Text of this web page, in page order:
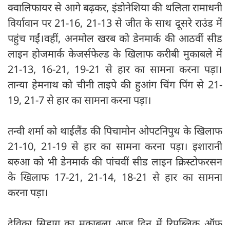
क्वालिफायर से आगे बढ़कर, इंडोनेशिया की थलिता रामाधनी
विर्यावान पर 21-16, 21-13 से जीत के साथ दूसरे राउंड में
पहुंच गईं।वहीं, अनमोल खरब को डेनमार्क की आठवीं सीड
लाइन होजमार्क केजर्सफेल्ड के खिलाफ करीबी मुकाबले में
21-13, 16-21, 19-21 से हार का सामना करना पड़ा।
तान्या हेमनाथ को चीनी ताइपे की हुआंग चिंग पिंग से 21-
19, 21-7 से हार का सामना करना पड़ा।
तन्वी शर्मा को थाईलैंड की पिचामोन ओपटनिपुथ के खिलाफ
21-10, 21-19 से हार का सामना करना पड़ा। इशारानी
बरुआ को भी डेनमार्क की पांचवीं सीड लाइन क्रिस्टोफरसन
के खिलाफ 17-21, 21-14, 18-21 से हार का सामना
करना पड़ा।